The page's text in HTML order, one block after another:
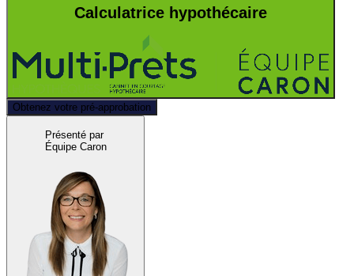
Calculatrice hypothécaire
Obtenez votre pré-approbation
Présenté par
Équipe Caron